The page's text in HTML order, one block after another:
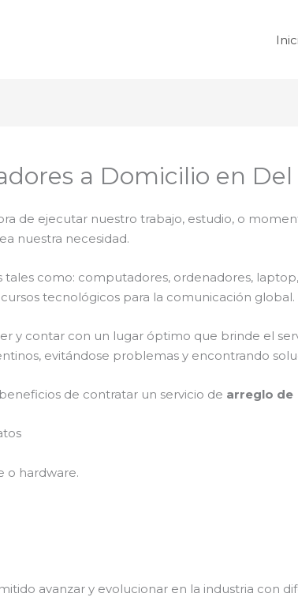
a Domicilio en Del
de ejecutar nuestro trabajo, estudio, o
nuestra necesidad.
tales como: computadores, ordenadores,
tecnológicos para la comunicación global.
y contar con un lugar óptimo que brinde el
evitándose problemas y encontrando
de contratar un servicio de arreglo de
hardware.
avanzar y evolucionar en la industria con